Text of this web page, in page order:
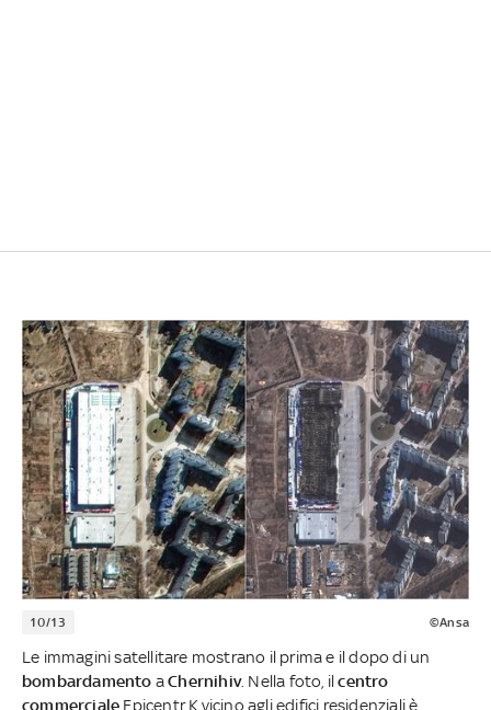
10/13 ©Ansa
Le immagini satellitare mostrano il prima e il dopo di un
bombardamento aChernihiv. Nella foto, ilcentro
commerciale Epicentr K vicino agli edifici residenziali è